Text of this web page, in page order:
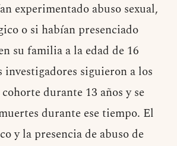
experimentado abuso sexual,
o si habían presenciado
su familia a la edad de 16
investigadores siguieron a los
durante 13 años y se
durante ese tiempo. El
y la presencia de abuso de